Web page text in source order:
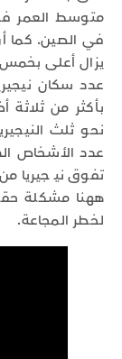
في الصين. كما
يزال أعلى
بأكثر من
نحو ثلث
عدد الأشخاص
تفوق نيجيريا
ههنا مشكلة
لخطر المجاعة.